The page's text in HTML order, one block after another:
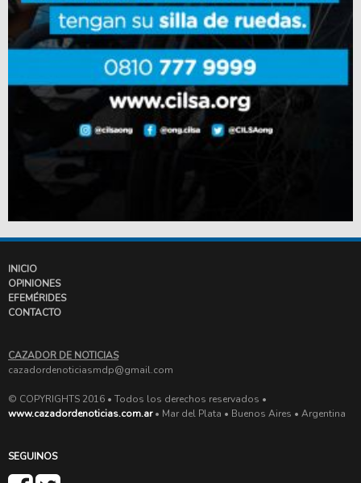
INICIO
OPINIONES
EFEMÉRIDES
CONTACTO
CAZADOR DE NOTICIAS
cazadordenoticiasmdp@gmail.com
© COPYRIGHTS 2016 • Todos los derechos reservados •
www.cazadordenoticias.com.ar• Mar del Plata • Buenos Aires • Argentina
SEGUINOS